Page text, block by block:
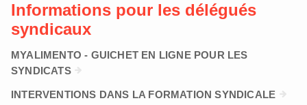
Informations pour les délégués
syndicaux
MYALIMENTO - GUICHET EN LIGNE POUR LES
SYNDICATS
INTERVENTIONS DANS LA FORMATION SYNDICALE